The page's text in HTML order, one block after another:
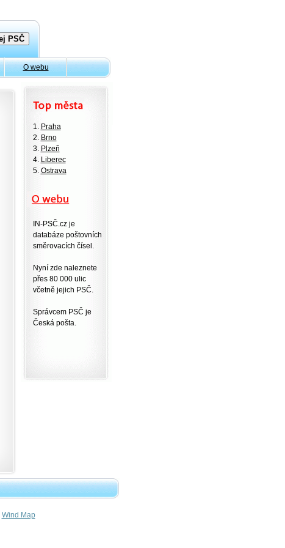
O webu
1. Praha
2. Brno
3. Plzeň
4. Liberec
5. Ostrava
IN-PSČ.cz je
databáze poštovních
směrovacích čísel.
Nyní zde naleznete
přes 80 000 ulic
včetně jejich PSČ.
Správcem PSČ je
Česká pošta.
Wind Map